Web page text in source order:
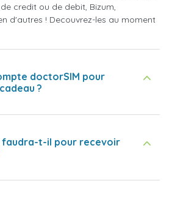
credit ou de debit, Bizum,
d'autres ! Decouvrez-les au moment
doctorSIM pour
?
faudra-t-il pour recevoir